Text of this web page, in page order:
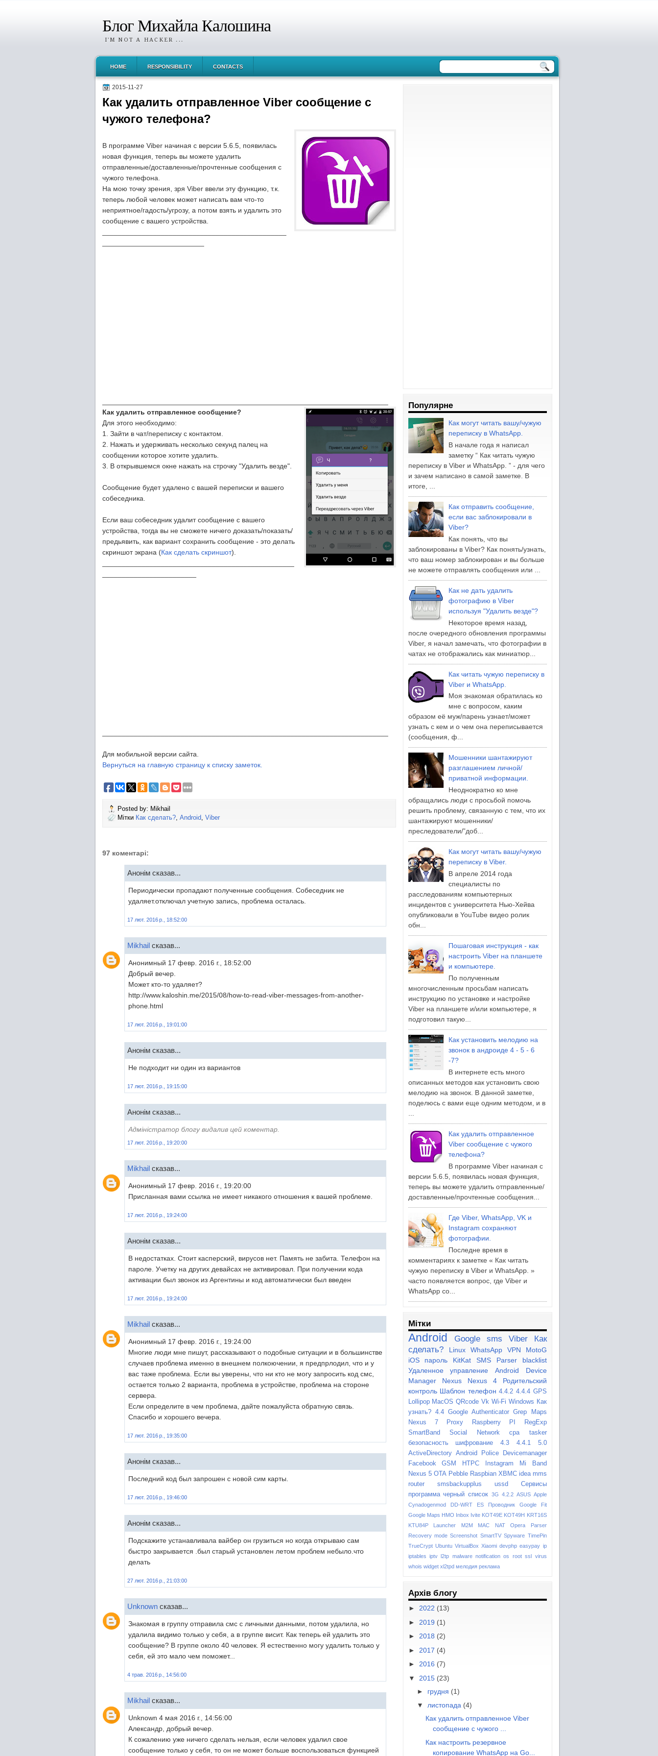
Блог Михайла Калошина
I'M NOT A HACKER ...
HOME RESPONSIBILITY CONTACTS
2015-11-27
Как удалить отправленное Viber сообщение с
чужого телефона?
В программе Viber начиная с версии 5.6.5, появилась
новая функция, теперь вы можете удалить
отправленные/доставленные/прочтенные сообщения с
чужого телефона.
На мою точку зрения, зря Viber ввели эту функцию, т.к.
теперь любой человек может написать вам что-то
неприятное/гадость/угрозу, а потом взять и удалить это
сообщение с вашего устройства.
Как удалить отправленное сообщение?
Для этого необходимо:
1. Зайти в чат/переписку с контактом.
2. Нажать и удерживать несколько секунд палец на
сообщении которое хотите удалить.
3. В открывшемся окне нажать на строчку "Удалить везде".
Сообщение будет удалено с вашей переписки и вашего
собеседника.
Если ваш собеседник удалит сообщение с вашего
устройства, тогда вы не сможете ничего доказать/показать/
предьявить, как вариант сохранить сообщение - это делать
скриншот экрана (Как сделать скриншот).
Для мобильной версии сайта.
Вернуться на главную страницу к списку заметок.
Posted by: Mikhail
Мітки Как сделать?, Android Viber
97 коментарі:
Анонім сказав...
Периодически пропадают полученные сообщения. Собеседник не
удаляет.отключал учетную запись, проблема осталась.
17 лют. 2016 р., 18:52:00
Mikhailсказав...
Анонимный 17 февр. 2016 г., 18:52:00
Добрый вечер.
Может кто-то удаляет?
http://www.kaloshin.me/2015/08/how-to-read-viber-messages-from-another-
phone.html
17 лют. 2016 р., 19:01:00
Анонім сказав...
Не подходит ни один из вариантов
17 лют. 2016 р., 19:15:00
Анонім сказав...
Адміністратор блогу видалив цей коментар.
17 лют. 2016 р., 19:20:00
Mikhailсказав...
Анонимный 17 февр. 2016 г., 19:20:00
Присланная вами ссылка не имеет никакого отношения к вашей проблеме.
17 лют. 2016 р., 19:24:00
Анонім сказав...
В недостатках. Стоит касперский, вирусов нет. Память не забита. Телефон на
пароле. Учетку на других девайсах не активировал. При получении кода
активации был звонок из Аргентины и код автоматически был введен
17 лют. 2016 р., 19:24:00
Mikhailсказав...
Анонимный 17 февр. 2016 г., 19:24:00
Многие люди мне пишут, рассказывают о подобные ситуации и в большинстве
случаев проблема именно в внешнем полкоючении, я предпрлодил, что и у
вас таже проблема. Если вы уверены, что ни кто не могу запросить код смс,
остается только 2 варианта, проблема в устройстве, проблема на стороне
сервера.
Если определите в чем проблема, дайте пожалуйста обратную связь.
Спасибо и хорошего вечера.
17 лют. 2016 р., 19:35:00
Анонім сказав...
Последний код был запрошен с новой сим карты.
17 лют. 2016 р., 19:46:00
Анонім сказав...
Подскажите устанавливала вайбер он грузиться но когда открываю сам
быстро закрывается .был старый установлен летом проблем небыло.что
делать
27 лют. 2016 р., 21:03:00
Unknownсказав...
Знакомая в группу отправила смс с личными данными, потом удалила, но
удалила видимо только у себя, а в группе висит. Как теперь ей удалить это
сообщение? В группе около 40 человек. Я естественно могу удалить только у
себя, ей это мало чем поможет...
4 трав. 2016 р., 14:56:00
Mikhailсказав...
Unknown 4 мая 2016 г., 14:56:00
Александр, добрый вечер.
К сожалению уже ничего сделать нельзя, если человек удалил свое
сообщение только у себя, то он не может больше воспользоваться функцией
Популярне
Как могут читать вашу/чужую
переписку в WhatsApp.
В начале года я написал
заметку “ Как читать чужую
переписку в Viber и WhatsApp. ” - для чего
и зачем написано в самой заметке. В
итоге, ...
Как отправить сообщение,
если вас заблокировали в
Viber?
Как понять, что вы
заблокированы в Viber? Как понять/узнать,
что ваш номер заблокирован и вы больше
не можете отправлять сообщения или ...
Как не дать удалить
фотографию в Viber
используя "Удалить везде"?
Некоторое время назад,
после очередного обновления программы
Viber, я начал замечать, что фотографии в
чатах не отображались как миниатюр...
Как читать чужую переписку в
Viber и WhatsApp.
Моя знакомая обратилась ко
мне с вопросом, каким
образом её муж/парень узнает/может
узнать с кем и о чем она переписывается
(сообщения, ф...
Мошенники шантажируют
разглашением личной/
приватной информации.
Неоднократно ко мне
обращались люди с просьбой помочь
решить проблему, связанную с тем, что их
шантажируют мошенники/
преследователи/”доб...
Как могут читать вашу/чужую
переписку в Viber.
В апреле 2014 года
специалисты по
расследованиям компьютерных
инцидентов с университета Нью-Хейва
опубликовали в YouTube видео ролик
обн...
Пошаговая инструкция - как
настроить Viber на планшете
и компьютере.
По полученным
многочисленным просьбам написать
инструкцию по установке и настройке
Viber на планшете и/или компьютере, я
подготовил такую...
Как установить мелодию на
звонок в андроиде 4 - 5 - 6
-7?
В интернете есть много
описанных методов как установить свою
мелодию на звонок. В данной заметке,
поделюсь с вами еще одним методом, и в
Как удалить отправленное
Viber сообщение с чужого
телефона?
В программе Viber начиная с
версии 5.6.5, появилась новая функция,
теперь вы можете удалить отправленные/
доставленные/прочтенные сообщения...
Где Viber, WhatsApp, VK и
Instagram сохраняют
фотографии.
Последне время в
комментариях к заметке « Как читать
чужую переписку в Viber и WhatsApp. »
часто появляется вопрос, где Viber и
WhatsApp со...
Мітки
Android Google sms Viber
Как
сделать?
Linux WhatsApp VPN
MotoG
iOS
пароль KitKat SMS Parser
blacklist
Удаленное управление
Android Device
Manager
Nexus Nexus 4
Родительский
контроль Шаблон телефон 4.4.2 4.4.4 GPS
Lollipop MacOS QRcode Vk Wi-Fi Windows Как
узнать? 4.4 Google Authenticator Grep
Maps
Nexus 7
Proxy Raspberry PI
RegExp
SmartBand
Social Network cpa
tasker
безопасность
шифрование 4.3 4.4.1
5.0
ActiveDirectory Android Police
Devicemanager
Facebook
GSM HTPC Instagram
Mi Band
Nexus 5 OTA Pebble Raspbian XBMC idea mms
router
smsbackupplus ussd
Сервисы
программа черный список 3G 4.2.2 ASUS Apple
Cynadogenmod
DD-WRT ES Проводник
Google Fit
Google Maps HMO Inbox Ivite KOT49E KOT49H KRT16S
KTU84P
Launcher M2M MAC NAT Opera
Parser
Recovery mode Screenshot SmartTV Spyware TimePin
TrueCrypt Ubuntu VirtualBox Xiaomi devphp easypay ip
iptables iptv l2tp malware notification os root ssl virus
whois widget xl2tpd мелодия реклама
Архів блогу
► 2022 (13)
► 2019 (1)
► 2018 (2)
► 2017 (4)
► 2016 (7)
▼ 2015 (23)
► грудня (1)
▼ листопада (4)
Как удалить отправленное Viber
сообщение с чужого ...
Как настроить резервное
копирование WhatsApp на Go...